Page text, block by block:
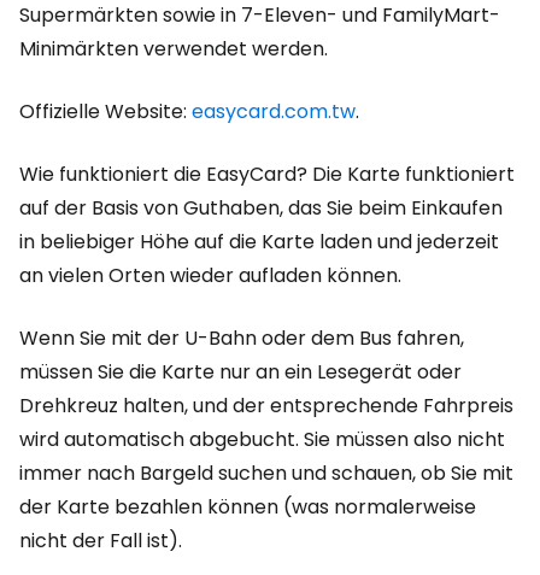
Supermärkten sowie in 7-Eleven- und FamilyMart-
Minimärkten verwendet werden.
Offizielle Website: easycard.com.tw.
Wie funktioniert die EasyCard? Die Karte funktioniert
auf der Basis von Guthaben, das Sie beim Einkaufen
in beliebiger Höhe auf die Karte laden und jederzeit
an vielen Orten wieder aufladen können.
Wenn Sie mit der U-Bahn oder dem Bus fahren,
müssen Sie die Karte nur an ein Lesegerät oder
Drehkreuz halten, und der entsprechende Fahrpreis
wird automatisch abgebucht. Sie müssen also nicht
immer nach Bargeld suchen und schauen, ob Sie mit
der Karte bezahlen können (was normalerweise
nicht der Fall ist).